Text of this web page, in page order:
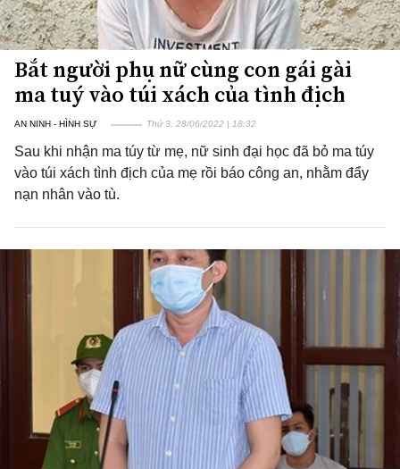
Bắt người phụ nữ cùng con gái gài
ma tuý vào túi xách của tình địch
AN NINH - HÌNH SỰ Thứ 3, 28/06/2022 | 18:32
Sau khi nhận ma túy từ mẹ, nữ sinh đại học đã bỏ ma túy
vào túi xách tình địch của mẹ rồi báo công an, nhằm đẩy
nạn nhân vào tù.